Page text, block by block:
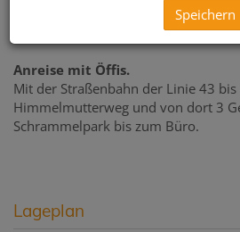
parken Sie in der Alszeile Höhe
Anreise mit Öffis.
Mit der Straßenbahn der Linie 43
Himmelmutterweg und von dort 3
Schrammelpark bis zum Büro.
Lageplan
Speichern